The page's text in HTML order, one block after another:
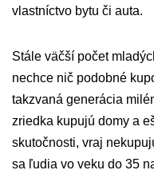
vlastníctvo bytu či auta.
Stále väčší počet
nechce nič podobné
takzvaná generácia
zriedka kupujú domy a
skutočnosti, vraj
sa ľudia vo veku do 35